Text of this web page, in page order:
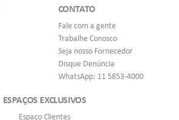
CONTATO
Fale com a gente
Trabalhe Conosco
Seja nosso Fornecedor
Disque Denúncia
WhatsApp: 11 5853-4000
ESPAÇOS EXCLUSIVOS
Espaço Clientes